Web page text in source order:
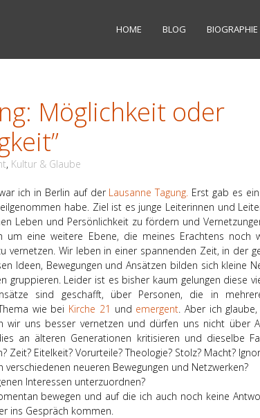
HOME BLOG BIOGRAPHIE
Möglichkeit oder
, Kultur & Glaube
ich in Berlin auf der Lausanne Tagung. Erst gab es
habe. Ziel ist es junge Leiterinnen und
Leben und Persönlichkeit zu fördern und
eine weitere Ebene, die meines Erachtens noch
vernetzen. Wir leben in einer spannenden Zeit, in der
Ideen, Bewegungen und Ansätzen bilden sich kleine
gruppieren. Leider ist es bisher kaum gelungen diese
sind geschafft, über Personen, die in
wie bei Kirche 21 und emergent. Aber ich
wir uns besser vernetzen und dürfen uns nicht über
an älteren Generationen kritisieren und dieselbe
Zeit? Eitelkeit? Vorurteile? Theologie? Stolz? Macht?
verschiedenen neueren Bewegungen und Netzwerken?
Interessen unterzuordnen?
bewegen und auf die ich auch noch keine
ins Gespräch kommen.